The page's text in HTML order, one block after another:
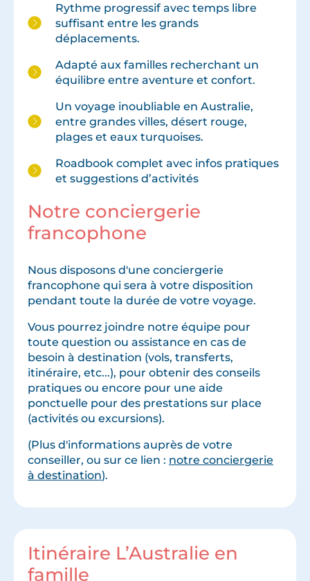
Rythme progressif avec temps libre
suffisant entre les grands
déplacements.
Adapté aux familles recherchant un
équilibre entre aventure et confort.
Un voyage inoubliable en Australie,
entre grandes villes, désert rouge,
plages et eaux turquoises.
Roadbook complet avec infos pratiques
et suggestions d’activités
Notre conciergerie
francophone
Nous disposons d'une conciergerie
francophone qui sera à votre disposition
pendant toute la durée de votre voyage.
Vous pourrez joindre notre équipe pour
toute question ou assistance en cas de
besoin à destination (vols, transferts,
itinéraire, etc...), pour obtenir des conseils
pratiques ou encore pour une aide
ponctuelle pour des prestations sur place
(activités ou excursions).
(Plus d'informations auprès de votre
conseiller, ou sur ce lien : notre conciergerie
à destination).
Itinéraire L’Australie en
famille